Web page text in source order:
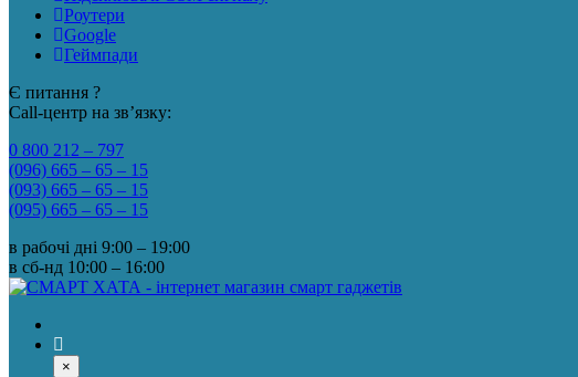
Роутери
Google
Геймпади
Є питання ?
Call-центр на зв’язку:
0 800 212 – 797
(096) 665 – 65 – 15
(093) 665 – 65 – 15
(095) 665 – 65 – 15
в рабочі дні 9:00 – 19:00
в сб-нд 10:00 – 16:00
×